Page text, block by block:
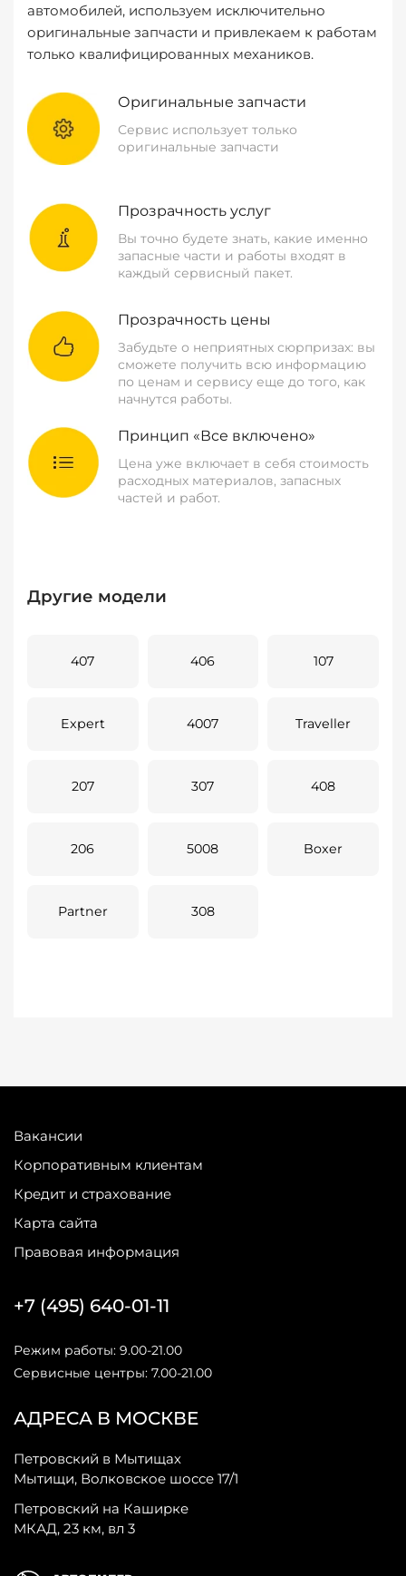
автомобилей, используем исключительно
оригинальные запчасти и привлекаем к работам
только квалифицированных механиков.
Оригинальные запчасти
Сервис использует только
оригинальные запчасти
Прозрачность услуг
Вы точно будете знать, какие именно
запасные части и работы входят в
каждый сервисный пакет.
Прозрачность цены
Забудьте о неприятных сюрпризах: вы
сможете получить всю информацию
по ценам и сервису еще до того, как
начнутся работы.
Принцип «Все включено»
Цена уже включает в себя стоимость
расходных материалов, запасных
частей и работ.
Другие модели
407 406 107
Expert 4007 Traveller
207 307 408
206 5008 Boxer
Partner 308
Вакансии
Корпоративным клиентам
Кредит и страхование
Карта сайта
Правовая информация
АДРЕСА В МОСКВЕ
Петровский в Мытищах
Мытищи, Волковское шоссе 17/1
Петровский на Каширке
МКАД, 23 км, вл 3
+7 (495) 640-01-11
Режим работы: 9.00-21.00
Сервисные центры: 7.00-21.00